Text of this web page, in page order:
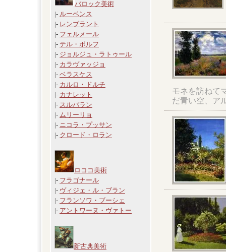
バロック美術
|- ルーベンス
|- レンブラント
|- フェルメール
|- テル・ボルフ
|- ジョルジュ・ラトゥール
|- カラヴァッジョ
|- ベラスケス
|- カルロ・ドルチ
|- カナレット
|- スルバラン
|- ムリーリョ
|- ニコラ・プッサン
|- クロード・ロラン
ロココ美術
|- フラゴナール
|- ヴィジェ・ル・ブラン
|- フランソワ・ブーシェ
|- アントワーヌ・ヴァトー
新古典美術
モネを訪ねて
だ青い空、ア